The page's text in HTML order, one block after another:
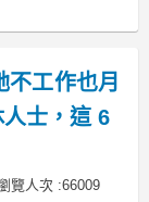
不工作也月
士，這 6
覽人次 :66009